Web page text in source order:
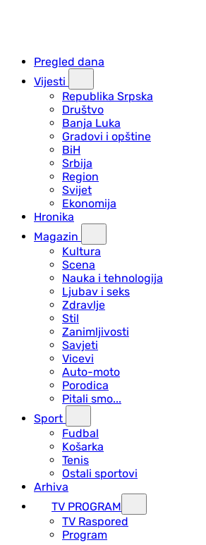
Pregled dana
Vijesti
Republika Srpska
Društvo
Banja Luka
Gradovi i opštine
BiH
Srbija
Region
Svijet
Ekonomija
Hronika
Magazin
Kultura
Scena
Nauka i tehnologija
Ljubav i seks
Zdravlje
Stil
Zanimljivosti
Savjeti
Vicevi
Auto-moto
Porodica
Pitali smo...
Sport
Fudbal
Košarka
Tenis
Ostali sportovi
Arhiva
TV PROGRAM
ТV Raspored
Program